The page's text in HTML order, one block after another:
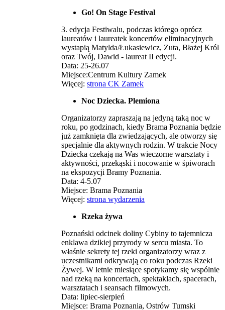
Go! On Stage Festival
3. edycja Festiwalu, podczas którego oprócz
laureatów i laureatek koncertów eliminacyjnych
wystapią Matylda/Łukasiewicz, Zuta, Błażej Król
oraz Twój, Dawid - laureat II edycji.
Data: 25-26.07
Miejsce:Centrum Kultury Zamek
Więcej: strona CK Zamek
Noc Dziecka. Plemiona
Organizatorzy zapraszają na jedyną taką noc w
roku, po godzinach, kiedy Brama Poznania będzie
już zamknięta dla zwiedzających, ale otworzy się
specjalnie dla aktywnych rodzin. W trakcie Nocy
Dziecka czekają na Was wieczorne warsztaty i
aktywności, przekąski i nocowanie w śpiworach
na ekspozycji Bramy Poznania.
Data: 4-5.07
Miejsce: Brama Poznania
Więcej: strona wydarzenia
Rzeka żywa
Poznański odcinek doliny Cybiny to tajemnicza
enklawa dzikiej przyrody w sercu miasta. To
właśnie sekrety tej rzeki organizatorzy wraz z
uczestnikami odkrywają co roku podczas Rzeki
Żywej. W letnie miesiące spotykamy się wspólnie
nad rzeką na koncertach, spektaklach, spacerach,
warsztatach i seansach filmowych.
Data: lipiec-sierpień
Miejsce: Brama Poznania, Ostrów Tumski